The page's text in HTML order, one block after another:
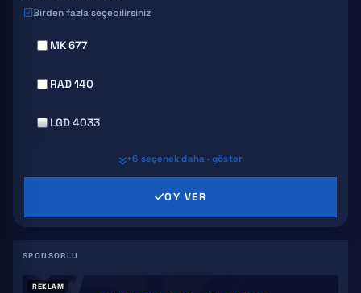
Birden fazla seçebilirsiniz
MK 677
RAD 140
LGD 4033
S4
+6 seçenek daha · göster
OY VER
REKLAM